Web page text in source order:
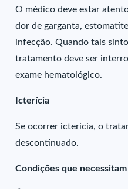
O médico deve estar
dor de garganta,
infecção. Quando tais
tratamento deve ser
exame hematológico.
Icterícia
Se ocorrer icterícia, o
descontinuado.
Condições que